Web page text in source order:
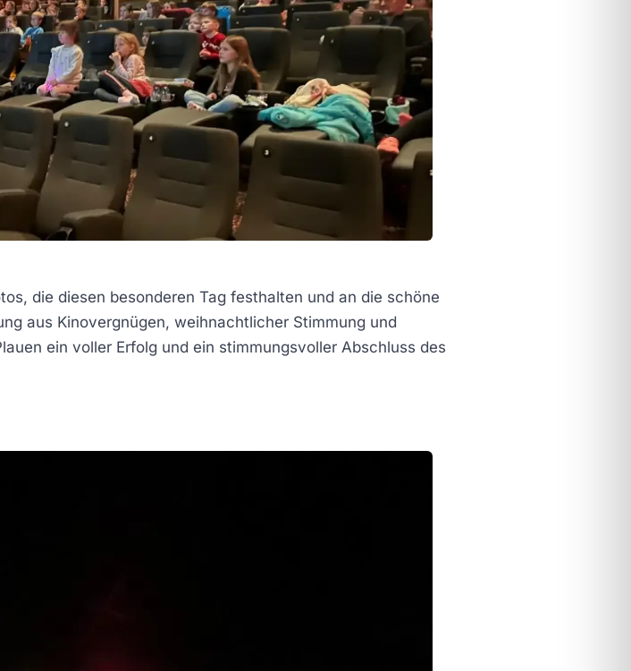
die diesen besonderen Tag festhalten und an die schöne
aus Kinovergnügen, weihnachtlicher Stimmung und
ein voller Erfolg und ein stimmungsvoller Abschluss des